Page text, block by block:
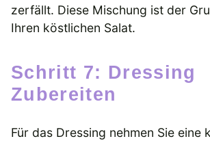
zerfällt. Diese Mischung ist der
Ihren köstlichen Salat.
Schritt 7: Dressing
Zubereiten
Für das Dressing nehmen Sie eine